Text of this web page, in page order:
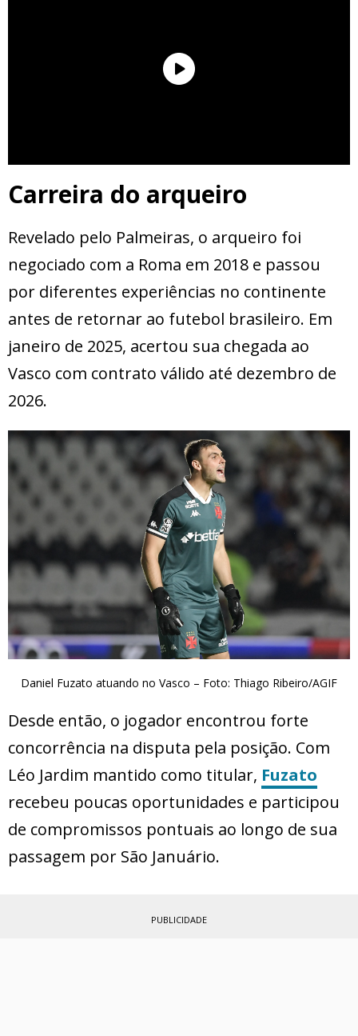
Carreira do arqueiro
Revelado pelo Palmeiras, o arqueiro foi
negociado com a Roma em 2018 e passou
por diferentes experiências no continente
antes de retornar ao futebol brasileiro. Em
janeiro de 2025, acertou sua chegada ao
Vasco com contrato válido até dezembro de
2026.
Daniel Fuzato atuando no Vasco – Foto: Thiago Ribeiro/AGIF
Desde então, o jogador encontrou forte
concorrência na disputa pela posição. Com
Léo Jardim mantido como titular, Fuzato
recebeu poucas oportunidades e participou
de compromissos pontuais ao longo de sua
passagem por São Januário.
PUBLICIDADE